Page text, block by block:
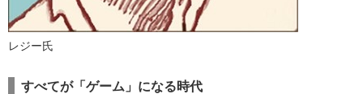
レジー氏
すべてが「ゲーム」になる時代